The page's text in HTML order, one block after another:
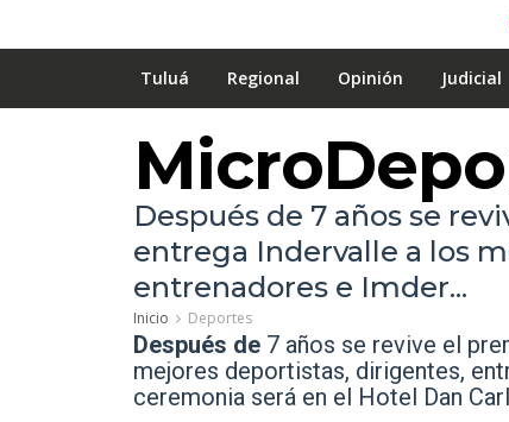
Tuluá Regional Opinión Judicial
Después de 7 años se
entrega Indervalle a los
entrenadores e Imder...
Inicio Deportes
Después de 7 años se revive el
mejores deportistas, dirigentes,
ceremonia será en el Hotel Dan